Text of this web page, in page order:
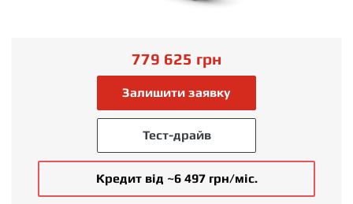
779 625 грн
Залишити заявку
Тест-драйв
Кредит від ~6 497 грн/міс.